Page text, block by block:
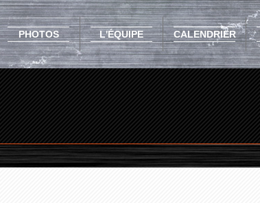
PHOTOS L'ÉQUIPE CALENDRIER